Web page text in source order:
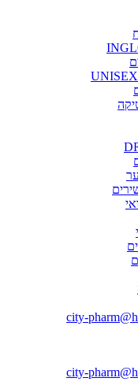
city-
city-